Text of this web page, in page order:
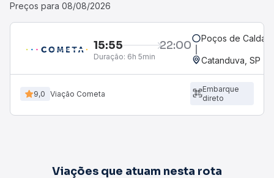
Preços para 08/08/2026
15:55 22:00
Duração: 6h 5min
Poços de Caldas,
Catanduva, SP -
9,0 Viação Cometa
Embarque
direto
Viações que atuam nesta rota